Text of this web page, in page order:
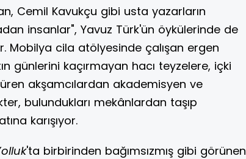
Cemil Kavukçu gibi usta yazarların
insanlar", Yavuz Türk'ün öykülerinde de
Mobilya cila atölyesinde çalışan ergen
günlerini kaçırmayan hacı teyzelere, içki
akşamcılardan akademisyen ve
bulundukları mekânlardan taşıp
karışıyor.
'ta birbirinden bağımsızmış gibi görünen